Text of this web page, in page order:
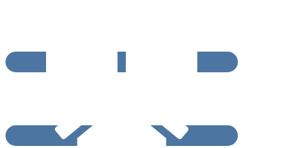
BEITRAGSRCHIV